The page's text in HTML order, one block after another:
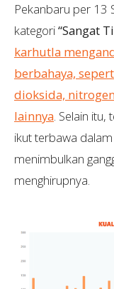
Pekanbaru per 13
kategori“Sangat
karhutla
berbahaya,
dioksida,
lainnya. Selain
ikut terbawa
menimbulkan
menghirupnya.